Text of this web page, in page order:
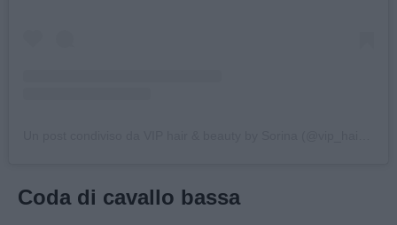
Coda di cavallo bassa